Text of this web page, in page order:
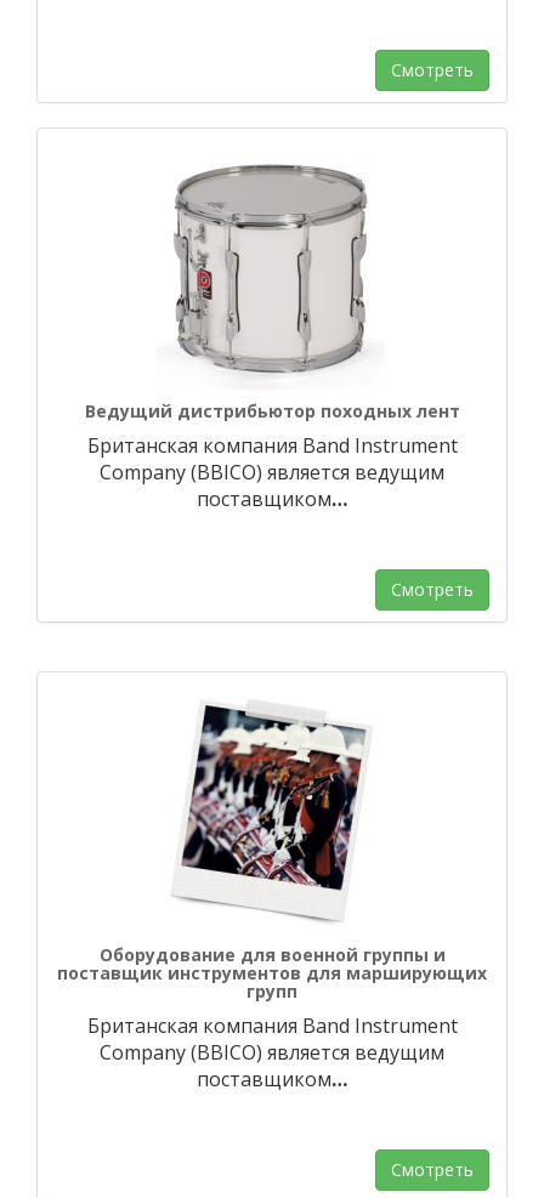
Смотреть
Ведущий дистрибьютор походных лент
Британская компания Band Instrument
Company (BBICO) является ведущим
поставщиком…
Смотреть
Оборудование для военной группы и
поставщик инструментов для марширующих
групп
Британская компания Band Instrument
Company (BBICO) является ведущим
поставщиком…
Смотреть